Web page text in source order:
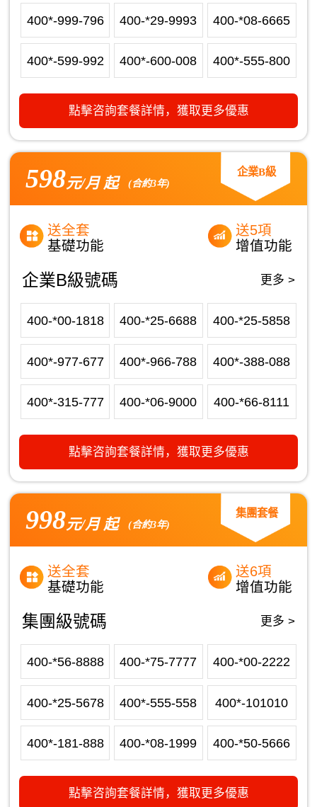
400*-999-796 400-*29-9993 400-*08-6665
400*-599-992 400*-600-008 400*-555-800
點擊咨詢套餐詳情，獲取更多優惠
598元/月 起 (合約3年)
企業B級
送全套
基礎功能
送5項
增值功能
企業B級號碼 更多 >
400-*00-1818 400-*25-6688 400-*25-5858
400*-977-677 400*-966-788 400*-388-088
400*-315-777 400-*06-9000 400-*66-8111
點擊咨詢套餐詳情，獲取更多優惠
998元/月 起 (合約3年)
集團套餐
送全套
基礎功能
送6項
增值功能
集團級號碼 更多 >
400-*56-8888 400-*75-7777 400-*00-2222
400-*25-5678 400*-555-558 400*-101010
400*-181-888 400-*08-1999 400-*50-5666
點擊咨詢套餐詳情，獲取更多優惠